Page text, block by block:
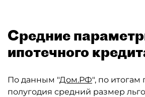
Средние
ипотечного
По данным "Дом.РФ", по итогам
полугодия средний размер